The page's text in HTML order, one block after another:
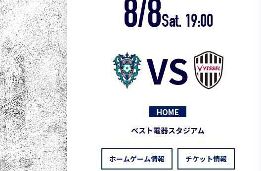
8/8Sat. 19:00
VS
HOME
ベスト電器スタジアム
ホームゲーム情報 チケット情報